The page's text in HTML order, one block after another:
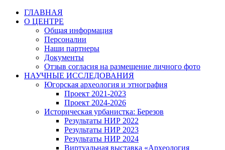
Перейти
содержимому
ГЛАВНАЯ
О ЦЕНТРЕ
Общая информация
Персоналии
Наши партнеры
Документы
Отзыв согласия на размещение личного фото
НАУЧНЫЕ ИССЛЕДОВАНИЯ
Югорская археология и этнография
Проект 2021-2023
Проект 2024-2026
Историческая урбанистка: Березов
Результаты НИР 2022
Результаты НИР 2023
Результаты НИР 2024
Виртуальная выставка «Археология